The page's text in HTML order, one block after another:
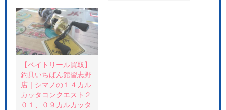
ウ
で
開
き
ま
す
)
い
(
新
し
い
ウ
ィ
ン
ウ
で
開
き
ま
す
ン
ウ
で
開
ま
す
【ベイトリール買取】
釣具いちばん館習志野
店｜シマノの１４カル
カッタコンクエスト２
０１、０９カルカッタ